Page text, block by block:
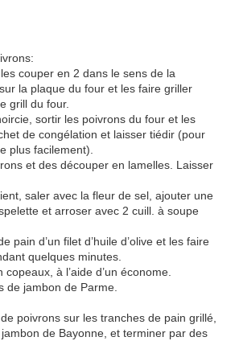
couper en 2 dans le sens de la
la plaque du four et les faire griller
grill du four.
sortir les poivrons du four et les
de congélation et laisser tiédir (pour
plus facilement).
et des découper en lamelles. Laisser
saler avec la fleur de sel, ajouter une
et arroser avec 2 cuill. à soupe
pain d’un filet d’huile d’olive et les faire
quelques minutes.
à l’aide d’un économe.
de jambon de Parme.
poivrons sur les tranches de pain grillé,
de Bayonne, et terminer par des